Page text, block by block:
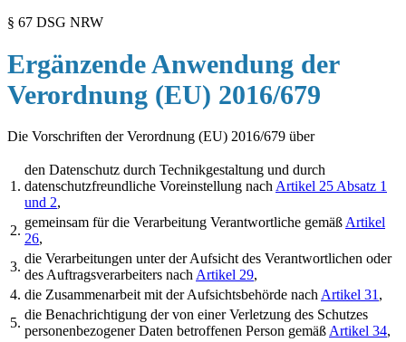
§ 67 DSG NRW
Ergänzende Anwendung der
Verordnung (EU) 2016/679
Die Vorschriften der Verordnung (EU) 2016/679 über
1.
den Datenschutz durch Technikgestaltung und durch
datenschutzfreundliche Voreinstellung nach Artikel 25 Absatz 1
und 2,
2.
gemeinsam für die Verarbeitung Verantwortliche gemäß Artikel
26,
3.
die Verarbeitungen unter der Aufsicht des Verantwortlichen oder
des Auftragsverarbeiters nach Artikel 29,
4. die Zusammenarbeit mit der Aufsichtsbehörde nach Artikel 31 ,
5.
die Benachrichtigung der von einer Verletzung des Schutzes
personenbezogener Daten betroffenen Person gemäß Artikel 34,